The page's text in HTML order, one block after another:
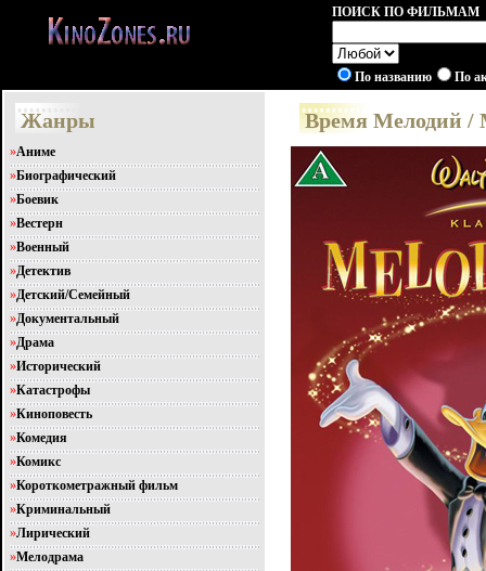
ПОИСК ПО ФИЛЬМАМ
По названию По
Жанры
»Аниме
»Биографический
»Боевик
»Вестерн
»Военный
»Детектив
»Детский/Семейный
»Документальный
»Драма
»Исторический
»Катастрофы
»Киноповесть
»Комедия
»Комикс
»Короткометражный фильм
»Криминальный
»Лирический
»Мелодрама
Время Мелодий /